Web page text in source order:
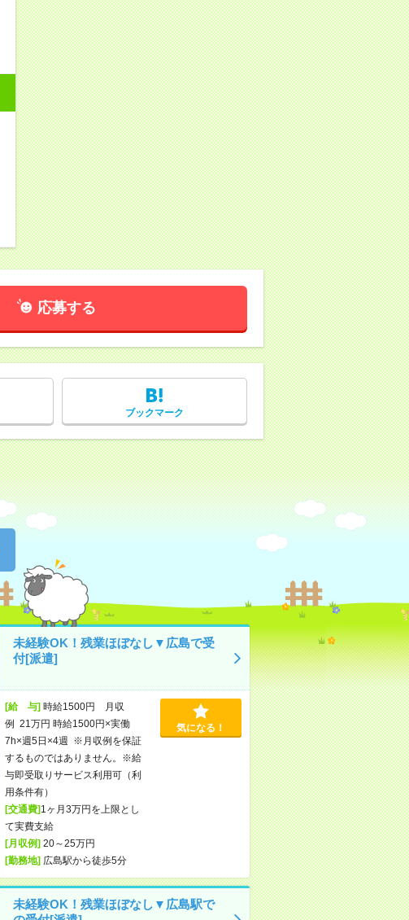
応募する
ブックマーク
未経験OK！残業ほぼなし▼広島で受
付[派遣]
[給 与]時給1500円 月収
例 21万円 時給1500円×実働
7h×週5日×4週 ※月収例を保証
するものではありません。※給
与即受取りサービス利用可（利
用条件有）
[交通費]1ヶ月3万円を上限とし
て実費支給
[月収例]20～25万円
[勤務地]広島駅から徒歩5分
気になる！
未経験OK！残業ほぼなし▼広島駅で